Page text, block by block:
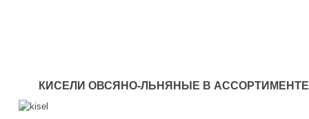
КИСЕЛИ ОВСЯНО-ЛЬНЯНЫЕ В АССОРТИМЕНТЕ